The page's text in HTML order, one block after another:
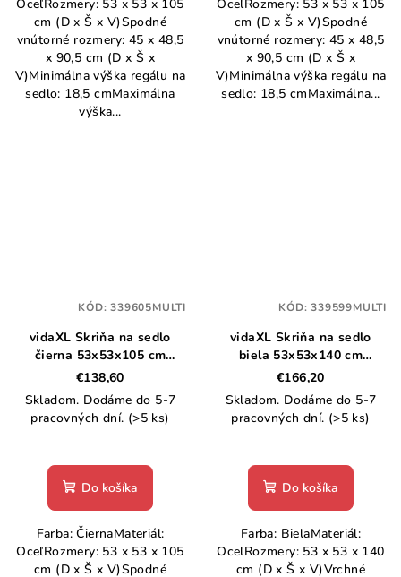
OceľRozmery: 53 x 53 x 105
cm (D x Š x V)Spodné
vnútorné rozmery: 45 x 48,5
x 90,5 cm (D x Š x
V)Minimálna výška regálu na
sedlo: 18,5 cmMaximálna
výška...
OceľRozmery: 53 x 53 x 105
cm (D x Š x V)Spodné
vnútorné rozmery: 45 x 48,5
x 90,5 cm (D x Š x
V)Minimálna výška regálu na
sedlo: 18,5 cmMaximálna...
vidaXL Skriňa na sedlo
čierna 53x53x105 cm
oceľová
€138,60
Skladom. Dodáme do 5-7
pracovných dní. (>5 ks)
Do košíka
Farba: ČiernaMateriál:
OceľRozmery: 53 x 53 x 105
cm (D x Š x V)Spodné
KÓD:339605MULTI
vidaXL Skriňa na sedlo
biela 53x53x140 cm
oceľová
€166,20
Skladom. Dodáme do 5-7
pracovných dní. (>5 ks)
Do košíka
Farba: BielaMateriál:
OceľRozmery: 53 x 53 x 140
cm (D x Š x V)Vrchné
KÓD:339599MULTI